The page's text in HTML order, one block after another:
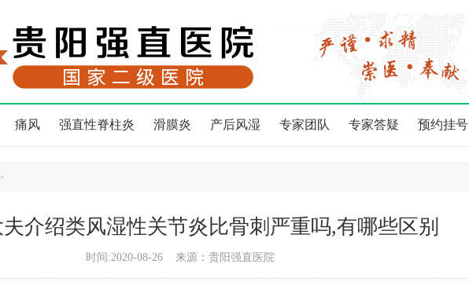
痛风 强直性脊柱炎 滑膜炎 产后风湿 专家团队 专家答疑 预约挂号
>
介绍类风湿性关节炎比骨刺严重吗,有哪些区别
时间:2020-08-26 来源：贵阳强直医院